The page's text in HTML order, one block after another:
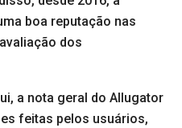
boa reputação nas
dos
a nota geral do Allugator
feitas pelos usuários,